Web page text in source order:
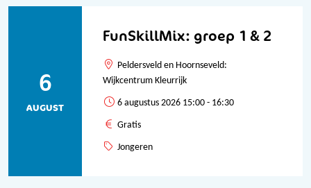
FunSkillMix: groep 1 & 2
6
AUGUST
Peldersveld en Hoornseveld:
Wijkcentrum Kleurrijk
6 augustus 2026 15:00 - 16:30
Gratis
Jongeren